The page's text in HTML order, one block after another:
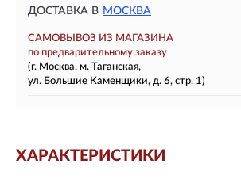
ДОСТАВКА В МОСКВА
САМОВЫВОЗ ИЗ МАГАЗИНА
по предварительному заказу
(г. Москва, м. Таганская,
ул. Большие Каменщики, д. 6, стр. 1)
ХАРАКТЕРИСТИКИ